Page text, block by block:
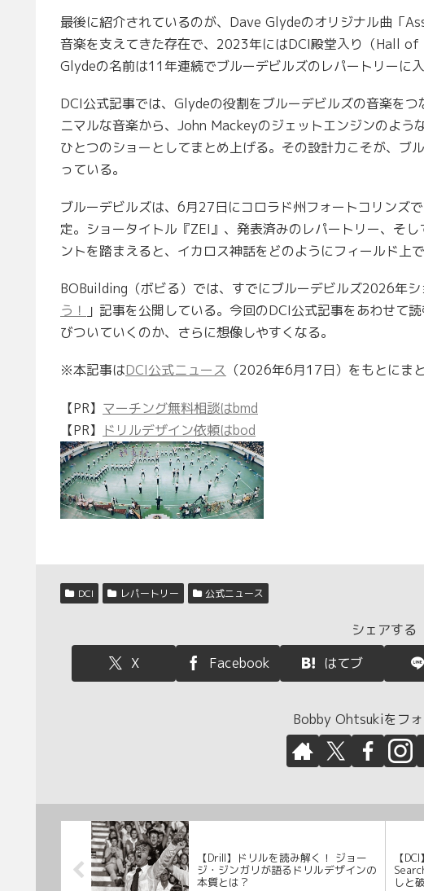
最後に紹介されているのが、Dave Glydeのオリジナル曲「
音楽を支えてきた存在で、2023年にはDCI殿堂入り（Hall of
Glydeの名前は11年連続でブルーデビルズのレパートリーに入
DCI公式記事では、Glydeの役割をブルーデビルズの音楽を
ニマルな音楽から、John Mackeyのジェットエンジンのよう
ひとつのショーとしてまとめ上げる。その設計力こそが、ブ
っている。
ブルーデビルズは、6月27日にコロラド州フォートコリンズ
定。ショータイトル『ZEI』、発表済みのレパートリー、そ
ントを踏まえると、イカロス神話をどのようにフィールド上
BOBuilding（ボビる）では、すでにブルーデビルズ2026年
う！ 」記事を公開している。今回のDCI公式記事をあわせて
びついていくのか、さらに想像しやすくなる。
※本記事はDCI公式ニュース （2026年6月17日）をもとにま
【PR】 マーチング無料相談はbmd
【PR】 ドリルデザイン依頼はbod
DCI レパートリー 公式ニュース
シェアする
X
Facebook はてブ
Bobby Ohtsukiをフ
【Drill】ドリルを読み解く！ ジョー
ジ・ジンガリが語るドリルデザインの
本質とは？
【
しと